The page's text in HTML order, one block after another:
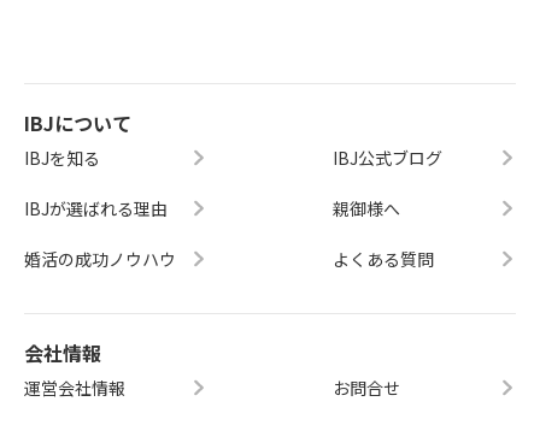
IBJについて
IBJを知る
IBJが選ばれる理由
婚活の成功ノウハウ
IBJ公式ブログ
親御様へ
よくある質問
会社情報
運営会社情報 お問合せ